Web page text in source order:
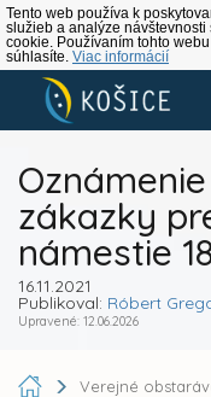
Tento web používa k
služieb a analýze návštevnosti
cookie. Používaním tohto
súhlasíte. Viac informácií
zákazky
námestie
16.11.2021
Publikoval: Róbert
Upravené: 12.06.2026
Verejné